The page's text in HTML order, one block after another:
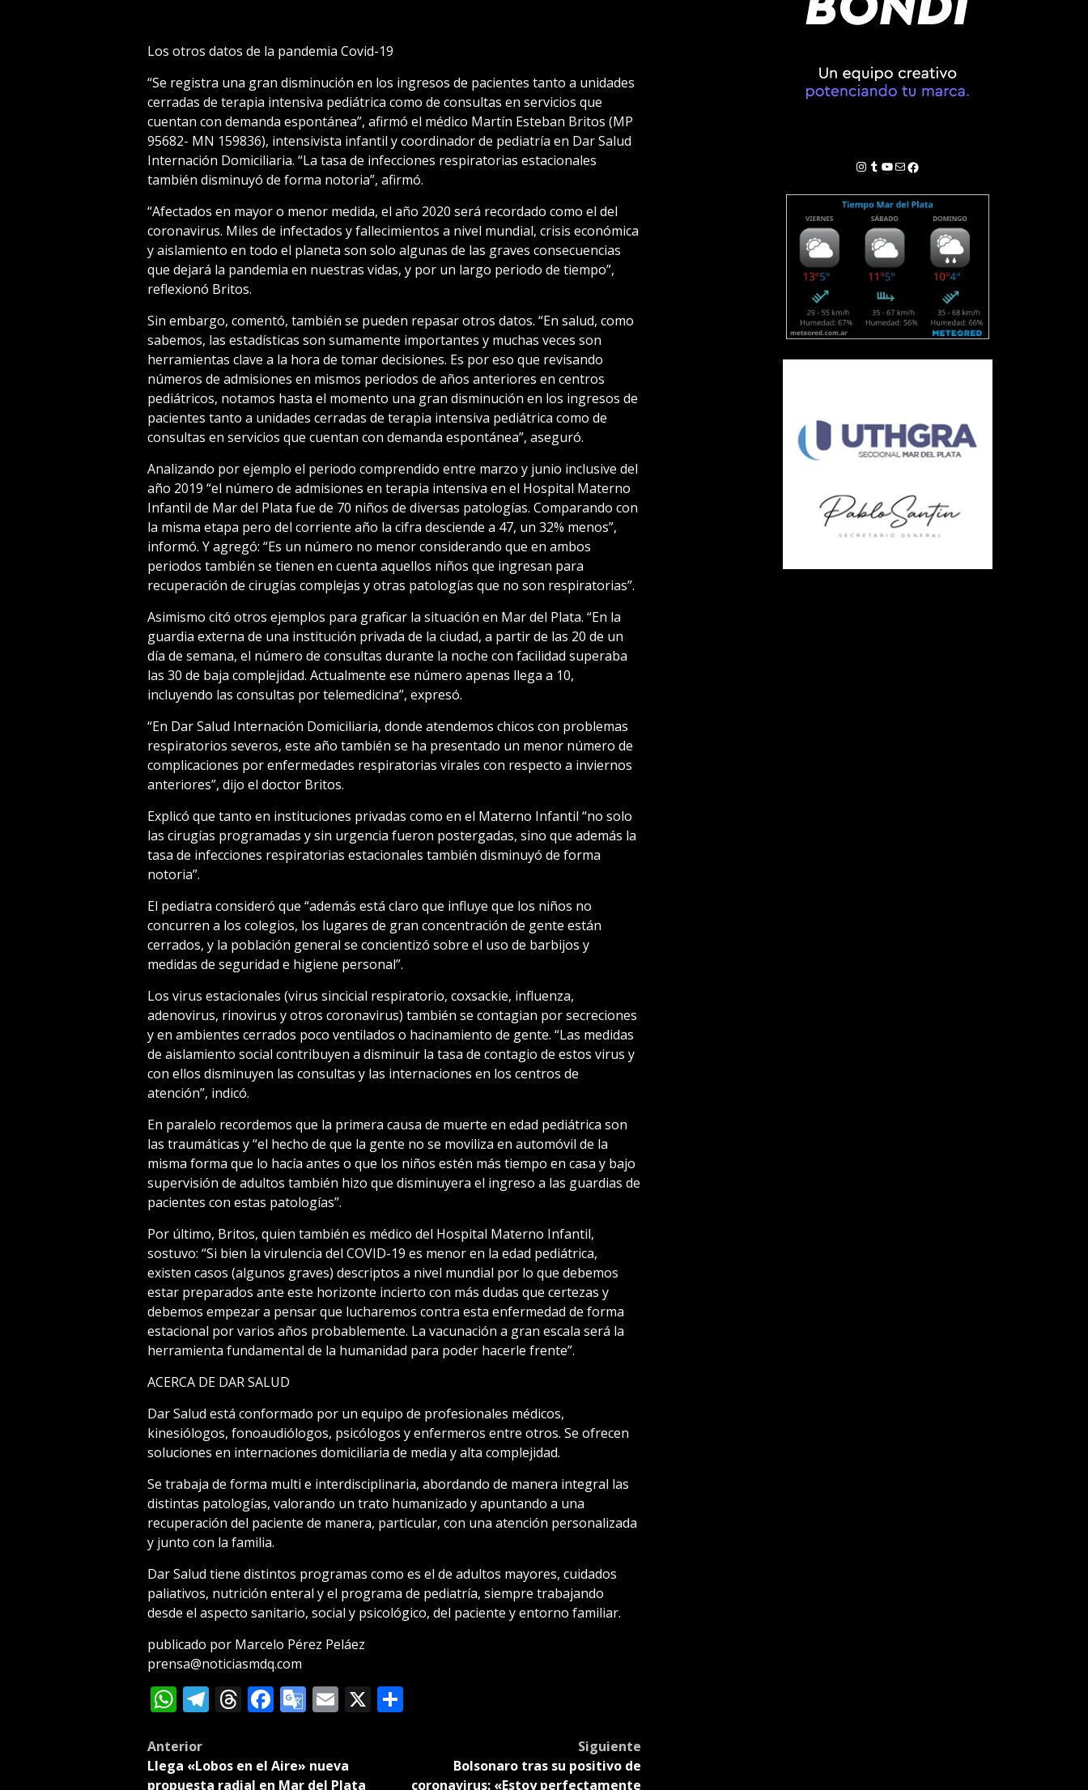
Los otros datos de la pandemia Covid-19
“Se registra una gran disminución en los ingresos de pacientes tanto a unidades
cerradas de terapia intensiva pediátrica como de consultas en servicios que
cuentan con demanda espontánea”, afirmó el médico Martín Esteban Britos (MP
95682- MN 159836), intensivista infantil y coordinador de pediatría en Dar Salud
Internación Domiciliaria. “La tasa de infecciones respiratorias estacionales
también disminuyó de forma notoria”, afirmó.
“Afectados en mayor o menor medida, el año 2020 será recordado como el del
coronavirus. Miles de infectados y fallecimientos a nivel mundial, crisis económica
y aislamiento en todo el planeta son solo algunas de las graves consecuencias
que dejará la pandemia en nuestras vidas, y por un largo periodo de tiempo”,
reflexionó Britos.
Sin embargo, comentó, también se pueden repasar otros datos. “En salud, como
sabemos, las estadísticas son sumamente importantes y muchas veces son
herramientas clave a la hora de tomar decisiones. Es por eso que revisando
números de admisiones en mismos periodos de años anteriores en centros
pediátricos, notamos hasta el momento una gran disminución en los ingresos de
pacientes tanto a unidades cerradas de terapia intensiva pediátrica como de
consultas en servicios que cuentan con demanda espontánea”, aseguró.
Analizando por ejemplo el periodo comprendido entre marzo y junio inclusive del
año 2019 “el número de admisiones en terapia intensiva en el Hospital Materno
Infantil de Mar del Plata fue de 70 niños de diversas patologías. Comparando con
la misma etapa pero del corriente año la cifra desciende a 47, un 32% menos”,
informó. Y agregó: “Es un número no menor considerando que en ambos
periodos también se tienen en cuenta aquellos niños que ingresan para
recuperación de cirugías complejas y otras patologías que no son respiratorias”.
Asimismo citó otros ejemplos para graficar la situación en Mar del Plata. “En la
guardia externa de una institución privada de la ciudad, a partir de las 20 de un
día de semana, el número de consultas durante la noche con facilidad superaba
las 30 de baja complejidad. Actualmente ese número apenas llega a 10,
incluyendo las consultas por telemedicina”, expresó.
“En Dar Salud Internación Domiciliaria, donde atendemos chicos con problemas
respiratorios severos, este año también se ha presentado un menor número de
complicaciones por enfermedades respiratorias virales con respecto a inviernos
anteriores”, dijo el doctor Britos.
Explicó que tanto en instituciones privadas como en el Materno Infantil “no solo
las cirugías programadas y sin urgencia fueron postergadas, sino que además la
tasa de infecciones respiratorias estacionales también disminuyó de forma
notoria”.
El pediatra consideró que “además está claro que influye que los niños no
concurren a los colegios, los lugares de gran concentración de gente están
cerrados, y la población general se concientizó sobre el uso de barbijos y
medidas de seguridad e higiene personal”.
Los virus estacionales (virus sincicial respiratorio, coxsackie, influenza,
adenovirus, rinovirus y otros coronavirus) también se contagian por secreciones
y en ambientes cerrados poco ventilados o hacinamiento de gente. “Las medidas
de aislamiento social contribuyen a disminuir la tasa de contagio de estos virus y
con ellos disminuyen las consultas y las internaciones en los centros de
atención”, indicó.
En paralelo recordemos que la primera causa de muerte en edad pediátrica son
las traumáticas y “el hecho de que la gente no se moviliza en automóvil de la
misma forma que lo hacía antes o que los niños estén más tiempo en casa y bajo
supervisión de adultos también hizo que disminuyera el ingreso a las guardias de
pacientes con estas patologías”.
Por último, Britos, quien también es médico del Hospital Materno Infantil,
sostuvo: “Si bien la virulencia del COVID-19 es menor en la edad pediátrica,
existen casos (algunos graves) descriptos a nivel mundial por lo que debemos
estar preparados ante este horizonte incierto con más dudas que certezas y
debemos empezar a pensar que lucharemos contra esta enfermedad de forma
estacional por varios años probablemente. La vacunación a gran escala será la
herramienta fundamental de la humanidad para poder hacerle frente”.
ACERCA DE DAR SALUD
Dar Salud está conformado por un equipo de profesionales médicos,
kinesiólogos, fonoaudiólogos, psicólogos y enfermeros entre otros. Se ofrecen
soluciones en internaciones domiciliaria de media y alta complejidad.
Se trabaja de forma multi e interdisciplinaria, abordando de manera integral las
distintas patologías, valorando un trato humanizado y apuntando a una
recuperación del paciente de manera, particular, con una atención personalizada
y junto con la familia.
Dar Salud tiene distintos programas como es el de adultos mayores, cuidados
paliativos, nutrición enteral y el programa de pediatría, siempre trabajando
desde el aspecto sanitario, social y psicológico, del paciente y entorno familiar.
publicado por Marcelo Pérez Peláez
prensa@noticiasmdq.com
WhatsApp
Telegram
Threads
Facebook
Google
Email
X Compartir
Post
navigation
Anterior
Llega «Lobos en el Aire» nueva
propuesta radial en Mar del Plata
Siguiente
Bolsonaro tras su positivo de
coronavirus: «Estoy perfectamente
Instagram
Tumblr
YouTube
Correo electrónico
Facebook